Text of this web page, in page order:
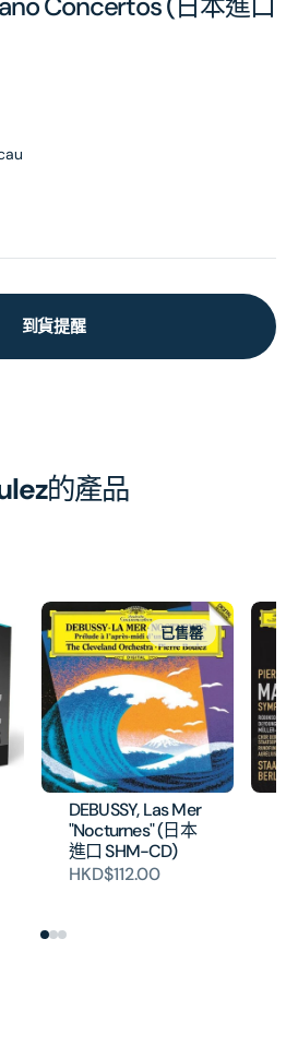
到貨提醒
的產品
DEBUSSY, Las Mer
"Nocturnes" (日本
進口 SHM-CD)
HKD$112.00
已售罄